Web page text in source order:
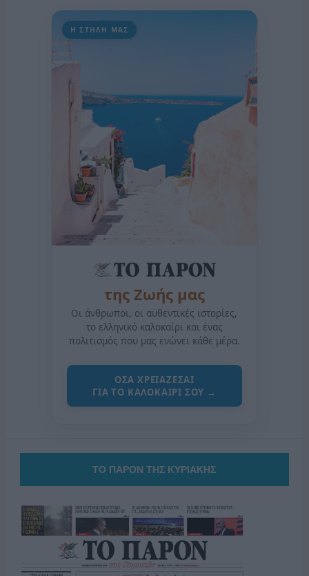
Η ΣΤΗΛΗ ΜΑΣ
της Ζωής μας
Οι άνθρωποι, οι αυθεντικές ιστορίες,
το ελληνικό καλοκαίρι και ένας
πολιτισμός που μας ενώνει κάθε μέρα.
ΟΣΑ ΧΡΕΙΑΖΕΣΑΙ
ΓΙΑ ΤΟ ΚΑΛΟΚΑΙΡΙ ΣΟΥ →
ΤΟ ΠΑΡΟΝ ΤΗΣ ΚΥΡΙΑΚΗΣ